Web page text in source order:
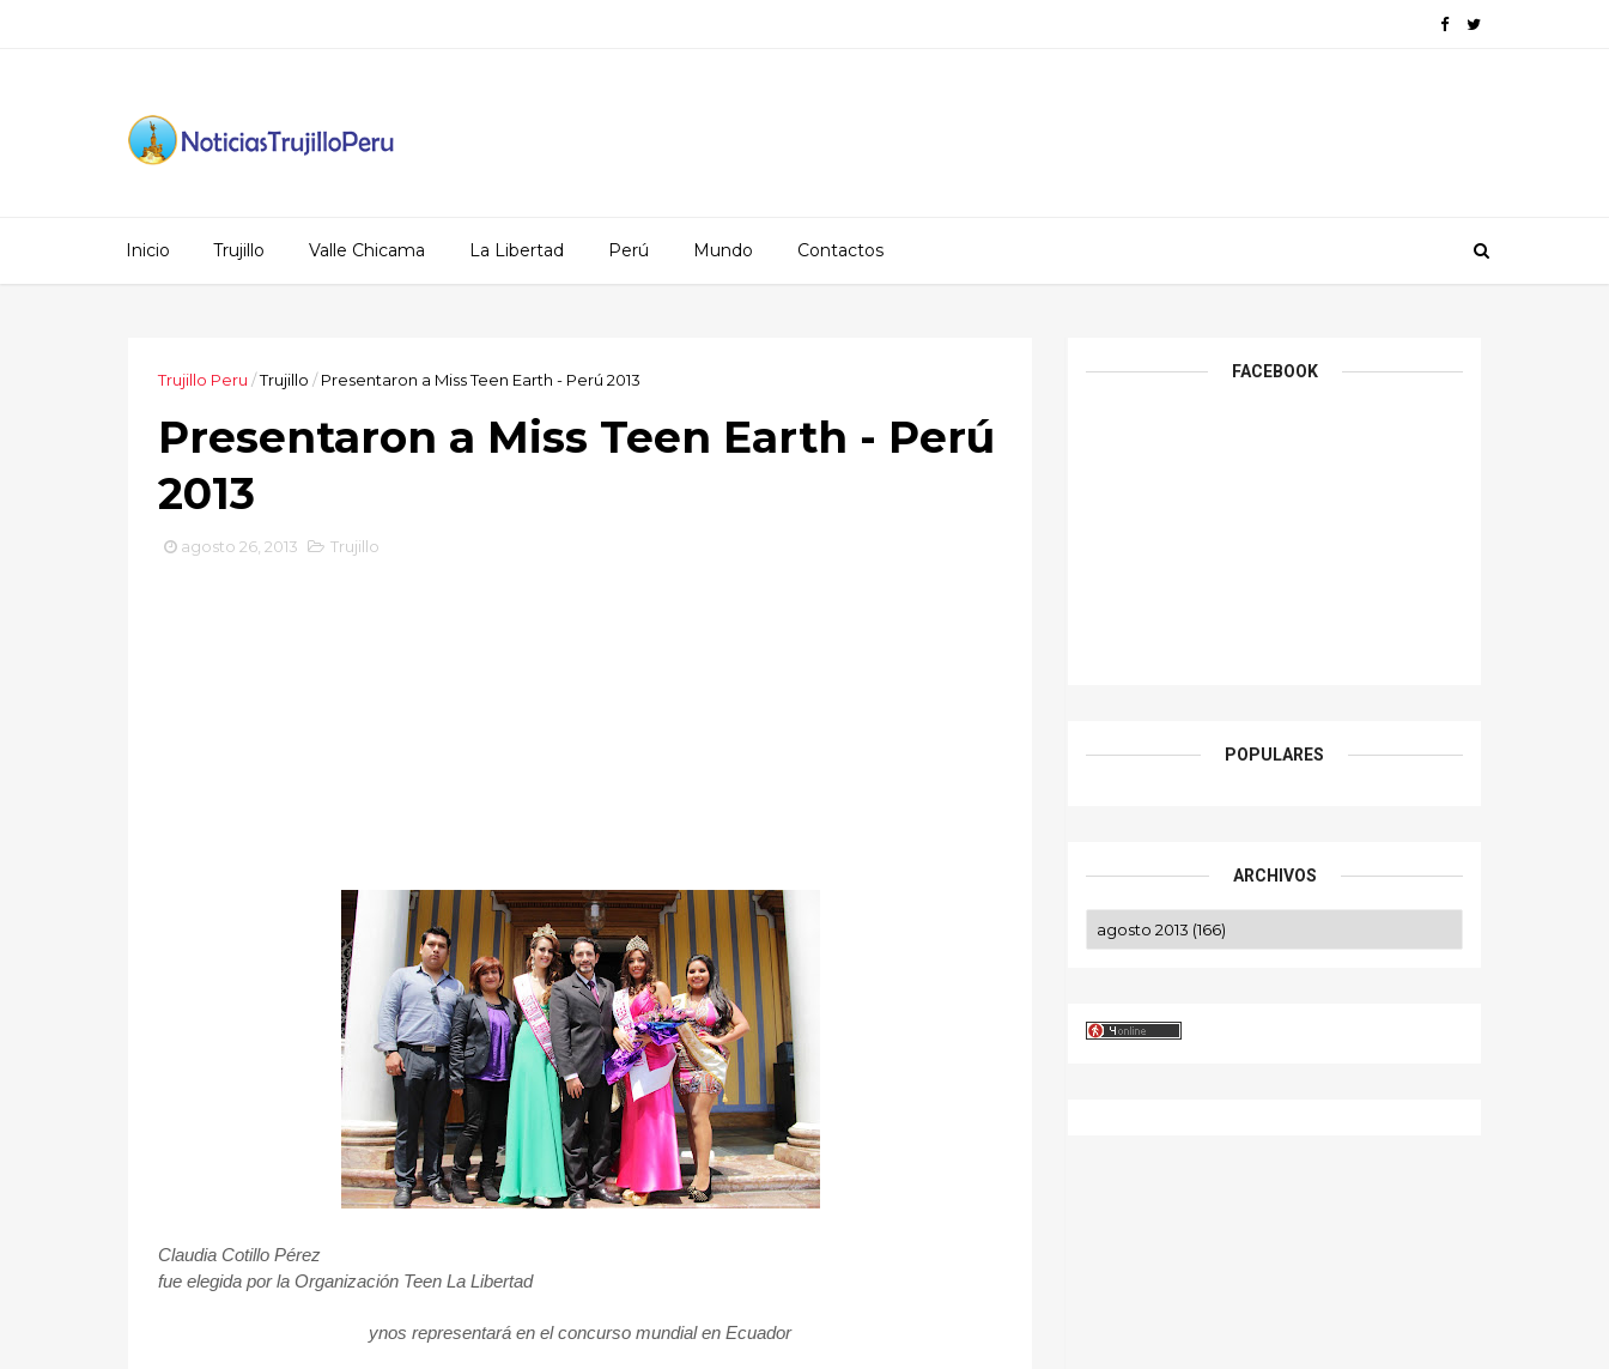
Inicio Trujillo Valle Chicama La Libertad Perú Mundo Contactos
Trujillo Peru /Trujillo / Presentaron a Miss Teen Earth - Perú 2013
Presentaron a Miss Teen Earth - Perú
2013
agosto 26, 2013 Trujillo
Claudia Cotillo Pérez
fue elegida por la Organización Teen La Libertad
ynos representará en el concurso mundial en Ecuador
FACEBOOK
POPULARES
ARCHIVOS